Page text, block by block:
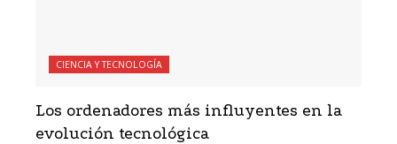
CIENCIA Y TECNOLOGÍA
Los ordenadores más influyentes en la
evolución tecnológica